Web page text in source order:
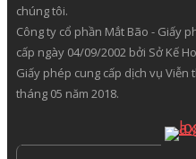
chúng tôi.
Công ty cổ phần Mắt Bão - Giấy
cấp ngày 04/09/2002 bởi Sở Kế
Giấy phép cung cấp dịch vụ Viễn
tháng 05 năm 2018.